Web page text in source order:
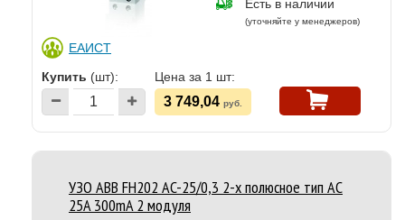
ЕАИСТ
Есть в наличии
(уточняйте у менеджеров)
Купить (шт): Цена за 1 шт:
3 749,04 руб.
УЗО ABB FH202 AC-25/0,3 2-х полюсное тип AC
25A 300mA 2 модуля